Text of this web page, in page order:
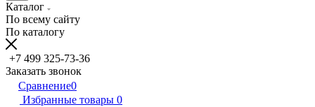
Каталог
По всему сайту
По каталогу
+7 499 325-73-36
Заказать звонок
Сравнение0
Избранные товары 0